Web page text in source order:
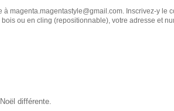
magenta.magentastyle@gmail.com. Inscrivez-y
ou en cling (repositionnable), votre adresse et
différente.